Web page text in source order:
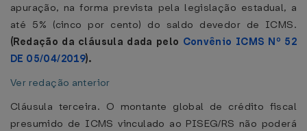
apuração, na forma prevista pela legislação estadual, a
até 5% (cinco por cento) do saldo devedor de ICMS.
(Redação da cláusula dada pelo Convênio ICMS Nº 52
DE 05/04/2019).
Ver redação anterior
Cláusula terceira. O montante global de crédito fiscal
presumido de ICMS vinculado ao PISEG/RS não poderá